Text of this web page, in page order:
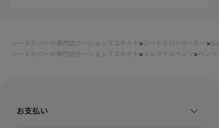
シートカバーの専門店カーショップコネクト シートカバーメーカー
シートカバーの専門店カーショップコネクト
メルセデスベンツ ベンツ
お支払い